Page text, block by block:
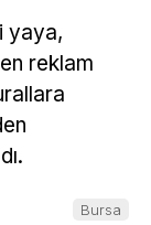
yaya,
reklam
Bursa